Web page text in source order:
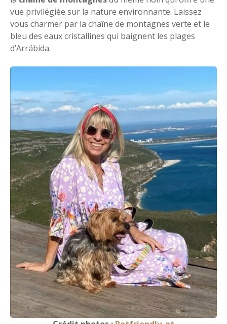
vue privilégiée sur la nature environnante. Laissez
vous charmer par la chaîne de montagnes verte et le
bleu des eaux cristallines qui baignent les plages
d’Arrábida.